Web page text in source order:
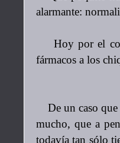
alarmante:
Hoy por el
fármacos a los
De un caso que
mucho, que a
todavía tan sólo